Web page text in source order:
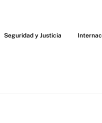
Seguridad y Justicia